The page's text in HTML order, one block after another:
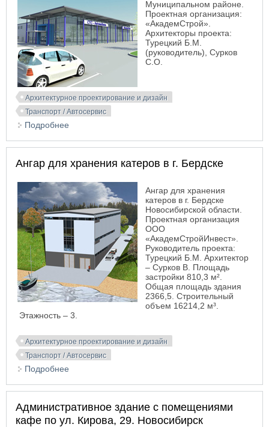
Муниципальном районе.
Проектная организация:
«АкадемСтрой».
Архитекторы проекта:
Турецкий Б.М.
(руководитель), Сурков
С.О.
Архитектурное проектирование и дизайн
Транспорт / Автосервис
Подробнее
Ангар для хранения катеров в г. Бердске
Ангар для хранения
катеров в г. Бердске
Новосибирской области.
Проектная организация
ООО
«АкадемСтройИнвест».
Руководитель проекта:
Турецкий Б.М. Архитектор
– Сурков В. Площадь
застройки 810,3 м².
Общая площадь здания
2366,5. Строительный
объем 16214,2 м³.
Этажность – 3.
Архитектурное проектирование и дизайн
Транспорт / Автосервис
Подробнее
Административное здание с помещениями
кафе по ул. Кирова, 29. Новосибирск